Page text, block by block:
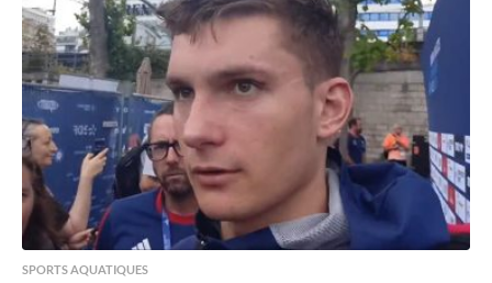
a
o
SPORTS AQUATIQUES